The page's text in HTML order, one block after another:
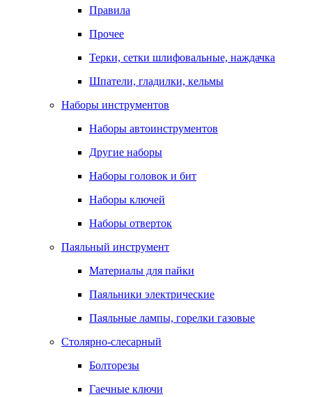
Правила
Прочее
Терки, сетки шлифовальные, наждачка
Шпатели, гладилки, кельмы
Наборы инструментов
Наборы автоинструментов
Другие наборы
Наборы головок и бит
Наборы ключей
Наборы отверток
Паяльный инструмент
Материалы для пайки
Паяльники электрические
Паяльные лампы, горелки газовые
Столярно-слесарный
Болторезы
Гаечные ключи